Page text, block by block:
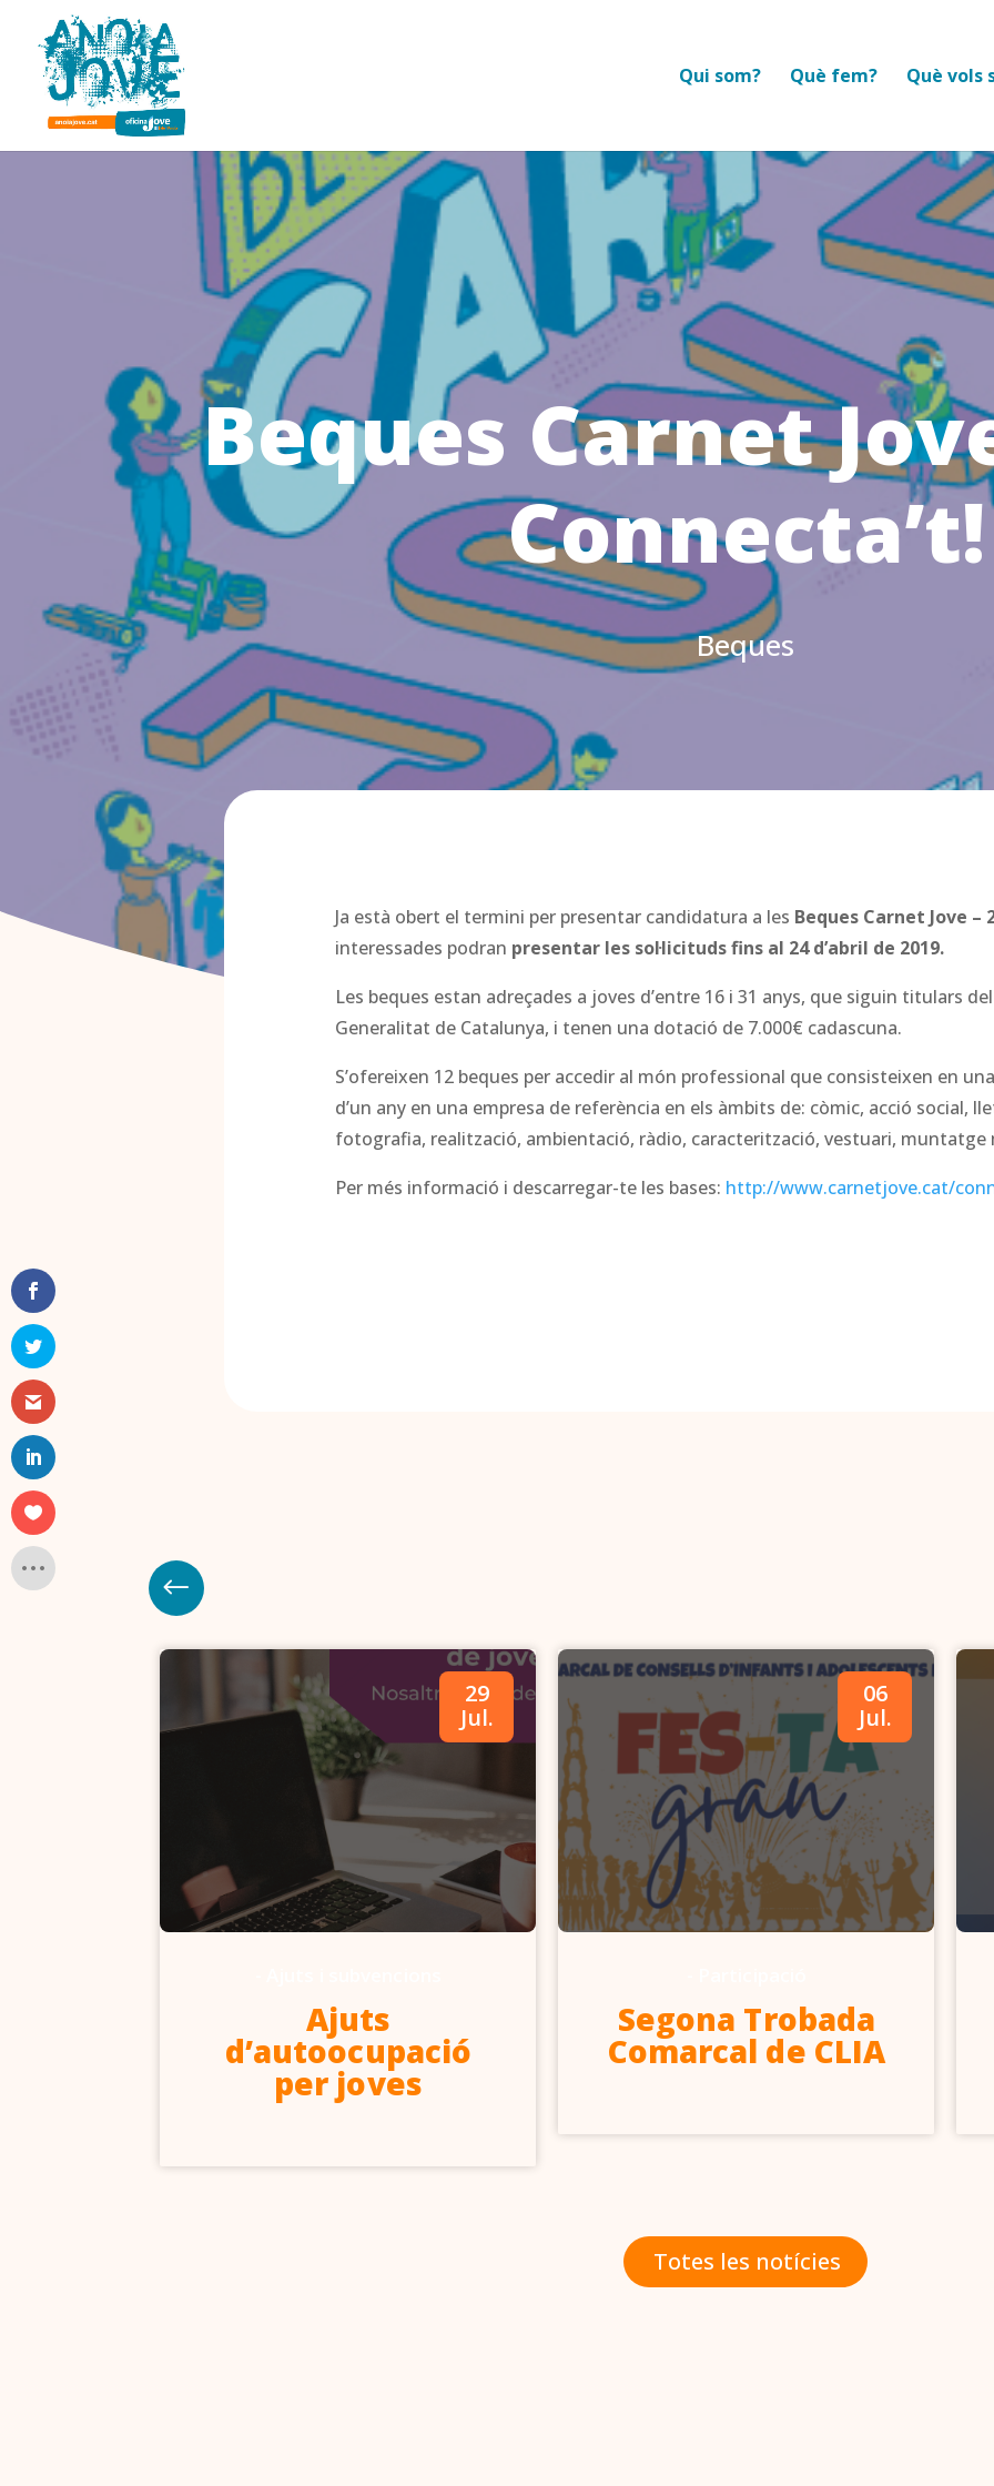
Qui som? Què fem? Què vols
Beques Carnet
Connecta’t!
Beques
Ja està obert el termini per presentar candidatura a les Beques Carnet Jove –
interessades podran presentar les sol·licituds fins al 24 d’abril de 2019.
Les beques estan adreçades a joves d’entre 16 i 31 anys, que siguin titulars
Generalitat de Catalunya, i tenen una dotació de 7.000€ cadascuna.
S’ofereixen 12 beques per accedir al món professional que consisteixen en
d’un any en una empresa de referència en els àmbits de: còmic, acció social,
fotografia, realització, ambientació, ràdio, caracterització, vestuari, muntatge
Per més informació i descarregar-te les bases: http://www.carnetjove.cat/
Ajuts
d’autoocupació
per joves
29
Jul.
Segona Trobada
Comarcal de CLIA
06
Jul.
Totes les notícies